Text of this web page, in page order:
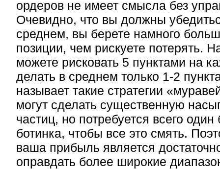
ордеров не имеет смысла без
Очевидно, что вы должны
среднем, вы берете намного
позиции, чем рискуете потерять.
можете рисковать 5 пунктами на
делать в среднем только 1-2
называет такие стратегии
могут сделать существенную
частиц, но потребуется всего
ботинка, чтобы все это смять.
ваша прибыль является
оправдать более широкие